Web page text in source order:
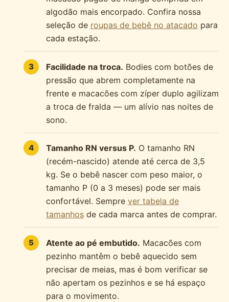
algodão mais encorpado. Confira nossa
seleção de roupas de bebê no atacado para
cada estação.
Facilidade na troca. Bodies com botões de
pressão que abrem completamente na
frente e macacões com zíper duplo agilizam
a troca de fralda — um alívio nas noites de
sono.
Tamanho RN versus P. O tamanho RN
(recém-nascido) atende até cerca de 3,5
kg. Se o bebê nascer com peso maior, o
tamanho P (0 a 3 meses) pode ser mais
confortável. Sempre ver tabela de
tamanhosde cada marca antes de comprar.
Atente ao pé embutido. Macacões com
pezinho mantêm o bebê aquecido sem
precisar de meias, mas é bom verificar se
não apertam os pezinhos e se há espaço
para o movimento.